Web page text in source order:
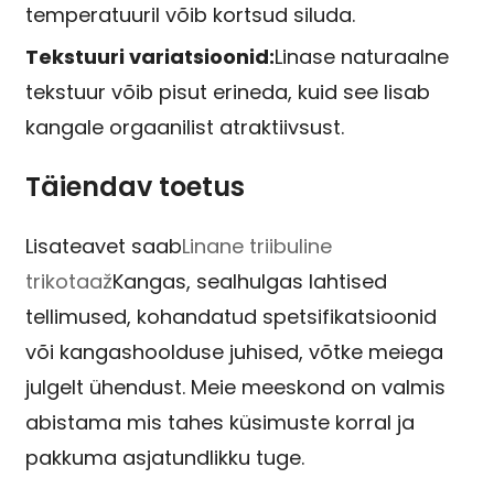
temperatuuril võib kortsud siluda.
Tekstuuri variatsioonid:Linase naturaalne
tekstuur võib pisut erineda, kuid see lisab
kangale orgaanilist atraktiivsust.
Täiendav toetus
Lisateavet saabLinane triibuline
trikotaažKangas, sealhulgas lahtised
tellimused, kohandatud spetsifikatsioonid
või kangashoolduse juhised, võtke meiega
julgelt ühendust. Meie meeskond on valmis
abistama mis tahes küsimuste korral ja
pakkuma asjatundlikku tuge.